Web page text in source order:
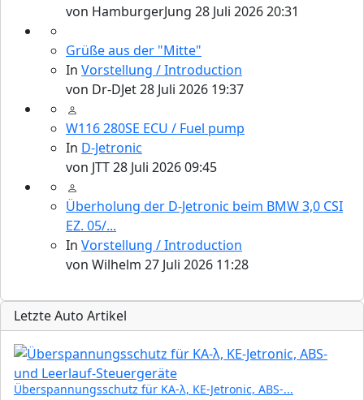
von HamburgerJung 28 Juli 2026 20:31
Grüße aus der "Mitte"
In Vorstellung / Introduction
von Dr-DJet28 Juli 2026 19:37
W116 280SE ECU / Fuel pump
In D-Jetronic
von JTT28 Juli 2026 09:45
Überholung der D-Jetronic beim BMW 3,0 CSI
EZ. 05/...
In Vorstellung / Introduction
von Wilhelm 27 Juli 2026 11:28
Letzte Auto Artikel
Überspannungsschutz für KA-λ, KE-Jetronic, ABS-...